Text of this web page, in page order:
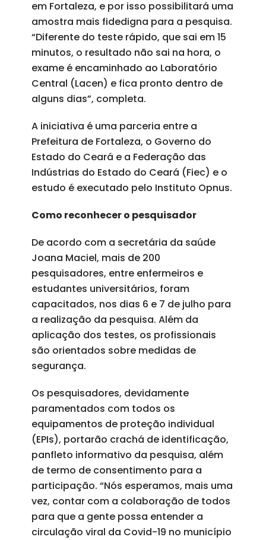
em Fortaleza, e por isso possibilitará uma
amostra mais fidedigna para a pesquisa.
“Diferente do teste rápido, que sai em 15
minutos, o resultado não sai na hora, o
exame é encaminhado ao Laboratório
Central (Lacen) e fica pronto dentro de
alguns dias”, completa.
A iniciativa é uma parceria entre a
Prefeitura de Fortaleza, o Governo do
Estado do Ceará e a Federação das
Indústrias do Estado do Ceará (Fiec) e o
estudo é executado pelo Instituto Opnus.
Como reconhecer o pesquisador
De acordo com a secretária da saúde
Joana Maciel, mais de 200
pesquisadores, entre enfermeiros e
estudantes universitários, foram
capacitados, nos dias 6 e 7 de julho para
a realização da pesquisa. Além da
aplicação dos testes, os profissionais
são orientados sobre medidas de
segurança.
Os pesquisadores, devidamente
paramentados com todos os
equipamentos de proteção individual
(EPIs), portarão crachá de identificação,
panfleto informativo da pesquisa, além
de termo de consentimento para a
participação. “Nós esperamos, mais uma
vez, contar com a colaboração de todos
para que a gente possa entender a
circulação viral da Covid-19 no município